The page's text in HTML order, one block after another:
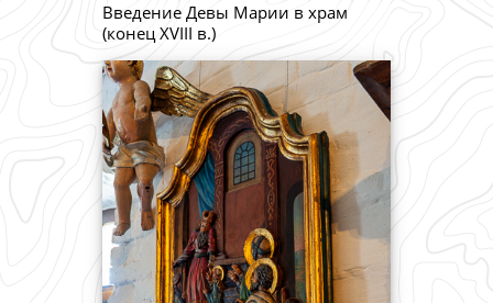
Введение Девы Марии в храм
(конец XVIII в.)